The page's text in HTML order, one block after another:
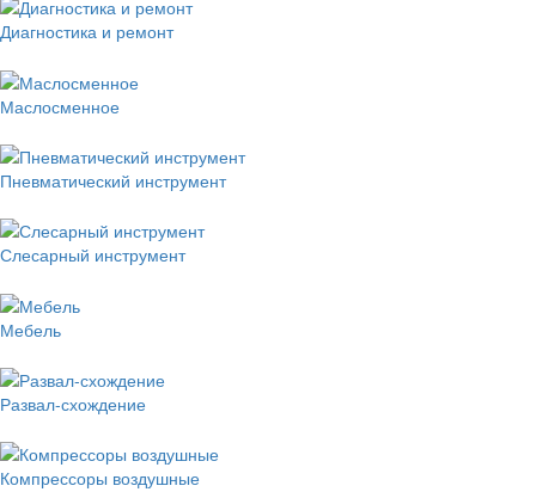
Диагностика и ремонт
Маслосменное
Пневматический инструмент
Слесарный инструмент
Мебель
Развал-схождение
Компрессоры воздушные